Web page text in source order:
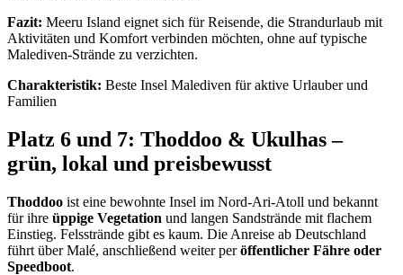
Fazit: Meeru Island eignet sich für Reisende, die Strandurlaub mit
Aktivitäten und Komfort verbinden möchten, ohne auf typische
Malediven-Strände zu verzichten.
Charakteristik: Beste Insel Malediven für aktive Urlauber und
Familien
Platz 6 und 7: Thoddoo & Ukulhas –
grün, lokal und preisbewusst
Thoddoo ist eine bewohnte Insel im Nord-Ari-Atoll und bekannt
für ihre üppige Vegetation und langen Sandstrände mit flachem
Einstieg. Felsstrände gibt es kaum. Die Anreise ab Deutschland
führt über Malé, anschließend weiter peröffentlicher Fähre oder
Speedboot.